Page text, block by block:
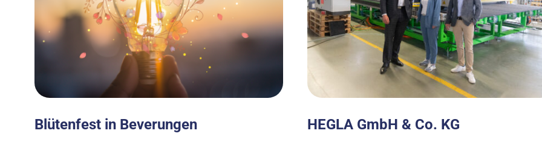
Blütenfest in Beverungen HEGLA GmbH & Co. KG